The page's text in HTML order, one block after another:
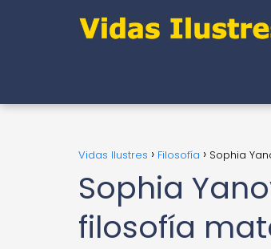
Vidas Ilustres Filosofía Sophia
Sophia
filosofía